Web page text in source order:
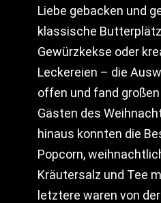
Liebe gebacken und
klassische
Gewürzkekse oder
Leckereien – die
offen und fand
Gästen des
hinaus konnten die
Popcorn,
Kräutersalz und Tee
letztere waren von